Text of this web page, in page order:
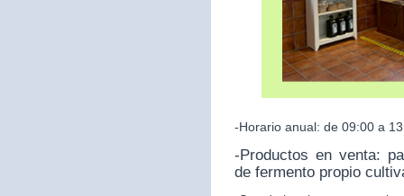
-Horario anual: de 09:00 a
-Productos en venta:
de fermento propio